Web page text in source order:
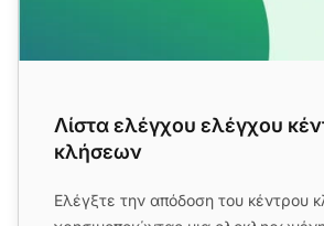
Λίστα ελέγχου ελέγχου
κλήσεων
Ελέγξτε την απόδοση του κέντρου